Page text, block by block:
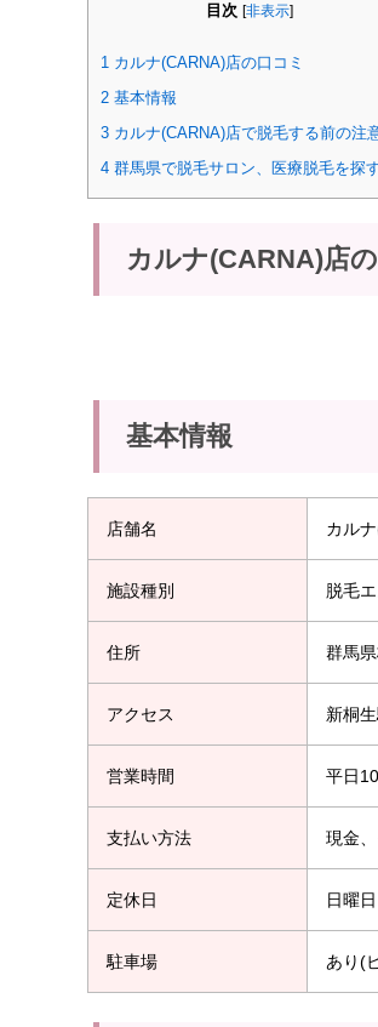
目次 [非表示]
1 カルナ(CARNA)店の口コミ
2 基本情報
3 カルナ(CARNA)店で脱毛する前の注
4 群馬県で脱毛サロン、医療脱毛を探
カルナ(CARNA)店
基本情報
店舗名 カル
施設種別 脱毛
住所 群馬
アクセス 新桐
営業時間 平日
支払い方法 現金
定休日 日曜日
駐車場 あり(